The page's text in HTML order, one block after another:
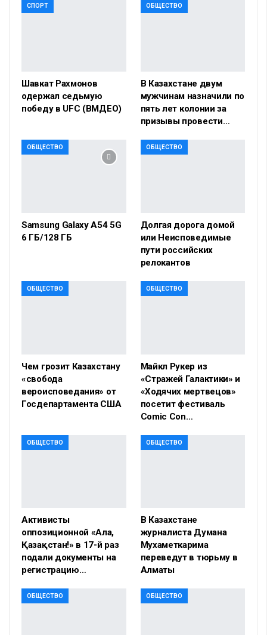
СПОРТ
Шавкат Рахмонов
одержал седьмую
победу в UFC (ВМДЕО)
ОБЩЕСТВО
В Казахстане двум
мужчинам назначили по
пять лет колонии за
призывы провести…
ОБЩЕСТВО
Samsung Galaxy A54 5G
6 ГБ/128 ГБ
ОБЩЕСТВО
Долгая дорога домой
или Неисповедимые
пути российских
релокантов
ОБЩЕСТВО
Чем грозит Казахстану
«свобода
вероисповедания» от
Госдепартамента США
ОБЩЕСТВО
Майкл Рукер из
«Стражей Галактики» и
«Ходячих мертвецов»
посетит фестиваль
Comic Con…
ОБЩЕСТВО
Активисты
оппозиционной «Алға,
Қазақстан!» в 17-й раз
подали документы на
регистрацию…
ОБЩЕСТВО
В Казахстане
журналиста Думана
Мухаметкарима
переведут в тюрьму в
Алматы
ОБЩЕСТВО ОБЩЕСТВО